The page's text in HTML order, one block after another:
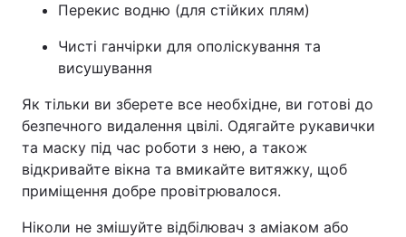
Перекис водню (для стійких плям)
Чисті ганчірки для ополіскування та
висушування
Як тільки ви зберете все необхідне, ви готові до
безпечного видалення цвілі. Одягайте рукавички
та маску під час роботи з нею, а також
відкривайте вікна та вмикайте витяжку, щоб
приміщення добре провітрювалося.
Ніколи не змішуйте відбілювач з аміаком або